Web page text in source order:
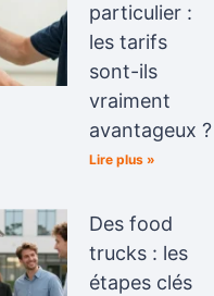
particulier :
les tarifs
sont-ils
vraiment
avantageux ?
Lire plus »
Des food
trucks : les
étapes clés